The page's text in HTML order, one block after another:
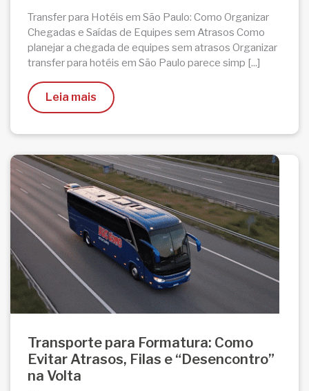
Transfer para Hotéis em São Paulo: Como Organizar
Chegadas e Saídas de Equipes sem Atrasos Como
planejar a chegada de equipes sem atrasos Organizar
transfer para hotéis em São Paulo parece simp [...]
Leia mais
Transporte para Formatura: Como
Evitar Atrasos, Filas e “Desencontro”
na Volta